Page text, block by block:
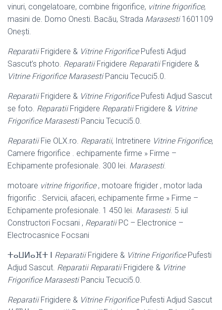
vinuri, congelatoare, combine frigorifice, vitrine frigorifice,
masini de. Domo Onesti. Bacău, Strada Marasesti1601109
Oneşti.
ReparatiiFrigidere & Vitrine FrigorificePufesti Adjud
Sascut’s photo. ReparatiiFrigidere ReparatiiFrigidere &
Vitrine Frigorifice MarasestiPanciu Tecuci5.0.
ReparatiiFrigidere & Vitrine FrigorificePufesti Adjud Sascut
se foto. ReparatiiFrigidere ReparatiiFrigidere & Vitrine
Frigorifice MarasestiPanciu Tecuci5.0.
ReparatiiFie OLX.ro. Reparatii, Intretinere Vitrine Frigorifice,
Camere frigorifice . echipamente firme » Firme –
Echipamente profesionale. 300 lei. Marasesti.
motoare vitrine frigorifice, motoare frigider , motor lada
frigorific . Servicii, afaceri, echipamente firme » Firme –
Echipamente profesionale. 1 450 lei. Marasesti. 5 iul
Constructori Focsani , ReparatiiPC – Electronice –
Electrocasnice Focsani
ⵜⴰⵡⵍⴰⴼⵜ ⵏ ReparatiiFrigidere & Vitrine FrigorificePufesti
Adjud Sascut. Reparatii ReparatiiFrigidere & Vitrine
Frigorifice MarasestiPanciu Tecuci5.0.
ReparatiiFrigidere & Vitrine FrigorificePufesti Adjud Sascut